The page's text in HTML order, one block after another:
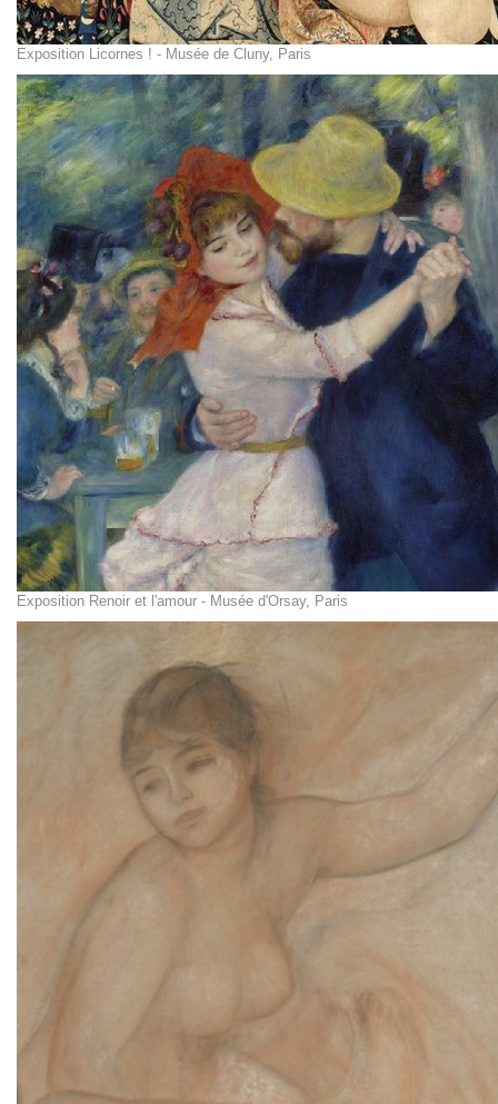
Exposition Licornes ! - Musée de Cluny, Paris
Exposition Renoir et l'amour - Musée d'Orsay, Paris